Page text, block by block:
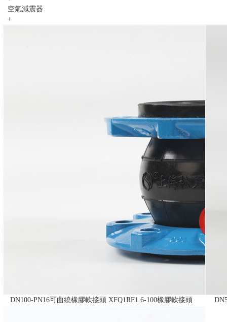
空氣減震器
+
DN100-PN16可曲繞橡膠軟接頭 XFQ1RF1.6-100橡膠軟接頭